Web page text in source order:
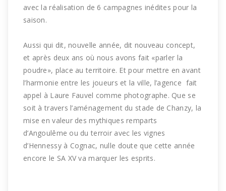
avec la réalisation de 6 campagnes inédites pour la
saison.
Aussi qui dit, nouvelle année, dit nouveau concept,
et après deux ans où nous avons fait «parler la
poudre», place au territoire. Et pour mettre en avant
l’harmonie entre les joueurs et la ville, l’agence fait
appel à Laure Fauvel comme photographe. Que se
soit à travers l’aménagement du stade de Chanzy, la
mise en valeur des mythiques remparts
d’Angoulême ou du terroir avec les vignes
d’Hennessy à Cognac, nulle doute que cette année
encore le SA XV va marquer les esprits.